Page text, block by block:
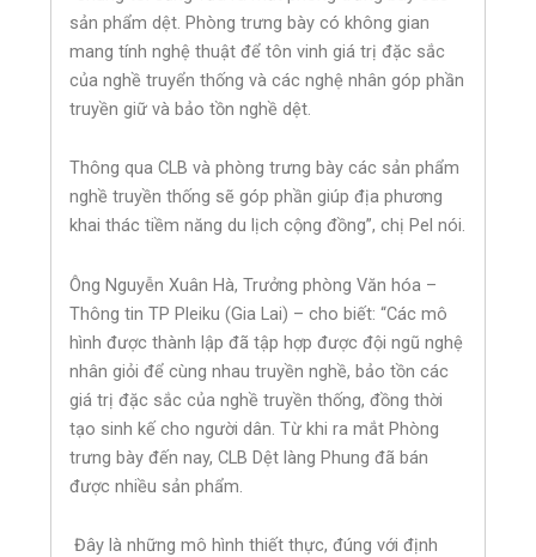
sản phẩm dệt. Phòng trưng bày có không gian
mang tính nghệ thuật để tôn vinh giá trị đặc sắc
của nghề truyển thống và các nghệ nhân góp phần
truyền giữ và bảo tồn nghề dệt.
Thông qua CLB và phòng trưng bày các sản phẩm
nghề truyền thống sẽ góp phần giúp địa phương
khai thác tiềm năng du lịch cộng đồng”, chị Pel nói.
Ông Nguyễn Xuân Hà, Trưởng phòng Văn hóa –
Thông tin TP Pleiku (Gia Lai) – cho biết: “Các mô
hình được thành lập đã tập hợp được đội ngũ nghệ
nhân giỏi để cùng nhau truyền nghề, bảo tồn các
giá trị đặc sắc của nghề truyền thống, đồng thời
tạo sinh kế cho người dân. Từ khi ra mắt Phòng
trưng bày đến nay, CLB Dệt làng Phung đã bán
được nhiều sản phẩm.
Đây là những mô hình thiết thực, đúng với định